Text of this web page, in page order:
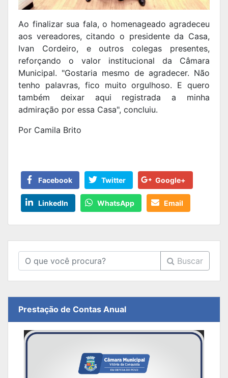
Ao finalizar sua fala, o homenageado agradeceu
aos vereadores, citando o presidente da Casa,
Ivan Cordeiro, e outros colegas presentes,
reforçando o valor institucional da Câmara
Municipal. "Gostaria mesmo de agradecer. Não
tenho palavras, fico muito orgulhoso. E quero
também deixar aqui registrada a minha
admiração por essa Casa", concluiu.
Por Camila Brito
Facebook Twitter Google+
LinkedIn WhatsApp Email
Buscar
Prestação de Contas Anual